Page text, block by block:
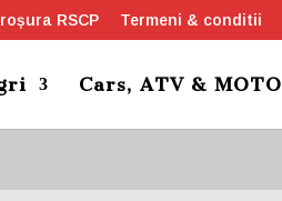
RSCP Termeni & conditii
Cars, ATV & MOTO